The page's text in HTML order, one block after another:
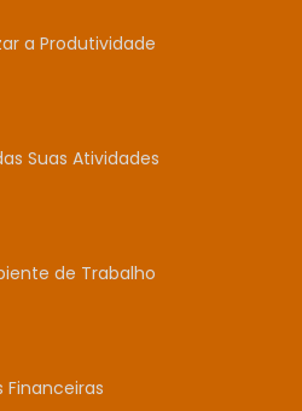
a Produtividade
Suas Atividades
de Trabalho
Financeiras